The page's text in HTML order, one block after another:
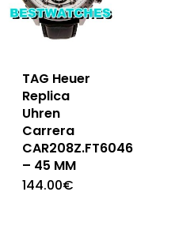
TAG Heuer
Replica
Uhren
Carrera
CAR208Z.FT6046
– 45 MM
144.00€